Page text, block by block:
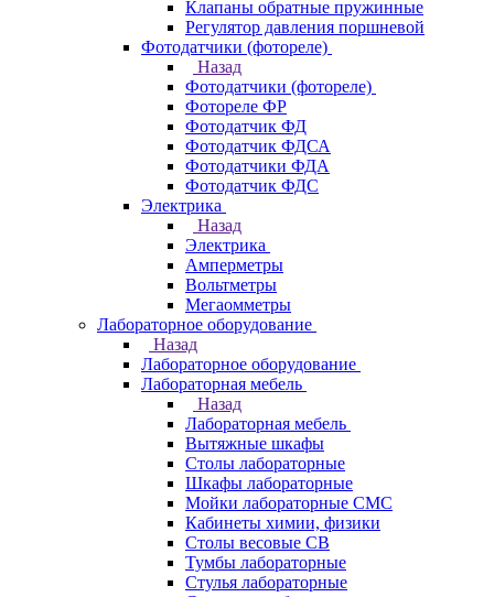
Клапаны обратные пружинные
Регулятор давления поршневой
Фотодатчики (фотореле)
Назад
Фотодатчики (фотореле)
Фотореле ФР
Фотодатчик ФД
Фотодатчик ФДСА
Фотодатчики ФДА
Фотодатчик ФДС
Электрика
Назад
Электрика
Амперметры
Вольтметры
Мегаомметры
Лабораторное оборудование
Назад
Лабораторное оборудование
Лабораторная мебель
Назад
Лабораторная мебель
Вытяжные шкафы
Столы лабораторные
Шкафы лабораторные
Мойки лабораторные СМС
Кабинеты химии, физики
Столы весовые СВ
Тумбы лабораторные
Стулья лабораторные